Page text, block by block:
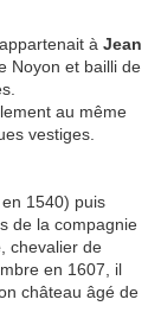
à Jean
Noyon et bailli de
au même
vestiges.
1540) puis
de la compagnie
, chevalier de
en 1607, il
château âgé de